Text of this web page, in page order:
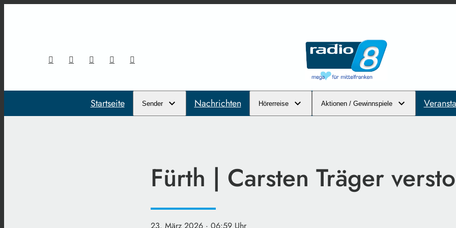
Startseite Sender Nachrichten Hörerreise Aktionen / Gewinnspiele
Fürth | Carsten Träger